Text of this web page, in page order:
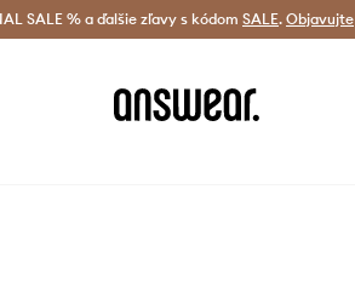
od 60 € > Doručenie aj do 24 h >
SALE % a ďalšie zľavy s kódom SALE. Objavujte